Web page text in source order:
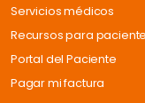
Servicios médicos
Recursos para
Portal del Paciente
Pagar mi factura